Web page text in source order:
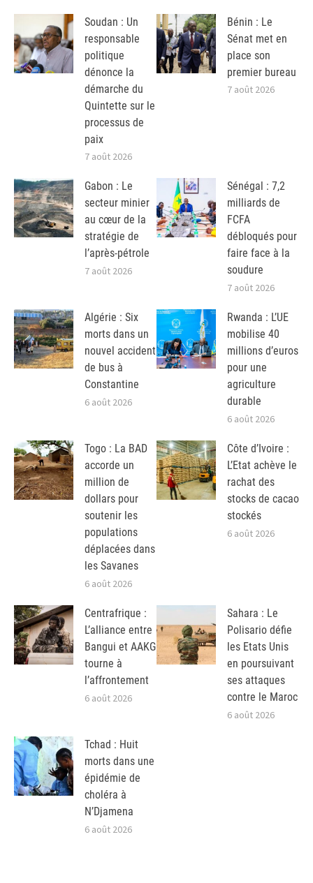
Soudan : Un
responsable
politique
dénonce la
démarche du
Quintette sur le
processus de
paix
7 août 2026
Bénin : Le
Sénat met en
place son
premier bureau
7 août 2026
Gabon : Le
secteur minier
au cœur de la
stratégie de
l’après-pétrole
7 août 2026
Sénégal : 7,2
milliards de
FCFA
débloqués pour
faire face à la
soudure
7 août 2026
Algérie : Six
morts dans un
nouvel accident
de bus à
Constantine
6 août 2026
Rwanda : L’UE
mobilise 40
millions d’euros
pour une
agriculture
durable
6 août 2026
Togo : La BAD
accorde un
million de
dollars pour
soutenir les
populations
déplacées dans
les Savanes
6 août 2026
Côte d’Ivoire :
L’Etat achève le
rachat des
stocks de cacao
stockés
6 août 2026
Centrafrique :
L’alliance entre
Bangui et AAKG
tourne à
l’affrontement
6 août 2026
Sahara : Le
Polisario défie
les Etats Unis
en poursuivant
ses attaques
contre le Maroc
6 août 2026
Tchad : Huit
morts dans une
épidémie de
choléra à
N’Djamena
6 août 2026